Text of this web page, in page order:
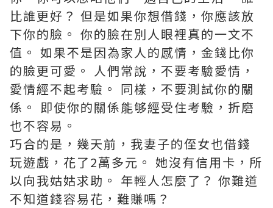
比誰更好？ 但是如果你想借錢，你應該放
下你的臉。 你的臉在別人眼裡真的一文不
值。 如果不是因為家人的感情，金錢比你
的臉更可愛。 人們常說，不要考驗愛情，
愛情經不起考驗。 同樣，不要測試你的關
係。 即使你的關係能够經受住考驗，折磨
也不容易。
巧合的是，幾天前，我妻子的侄女也借錢
玩遊戲，花了2萬多元。 她沒有信用卡，所
以向我姑姑求助。 年輕人怎麼了？ 你難道
不知道錢容易花，難賺嗎？